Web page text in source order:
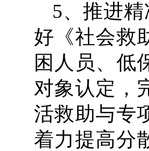
5、推进
好《社会救
困人员、低
对象认定，
活救助与专
着力提高分